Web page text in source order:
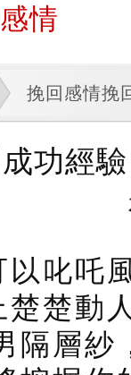
情
挽回感情挽
功經
叱吒
楚動
隔層